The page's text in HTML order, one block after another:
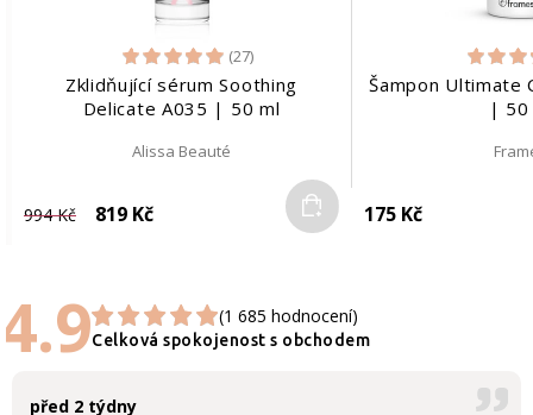
(27)
Zklidňující sérum Soothing
Delicate A035 | 50 ml
Alissa Beauté
994 Kč 819 Kč Do košíku
Šampon Ultimate
| 50
175 Kč
4.9 (1 685 hodnocení)
Celková spokojenost s obchodem
před 2 týdny